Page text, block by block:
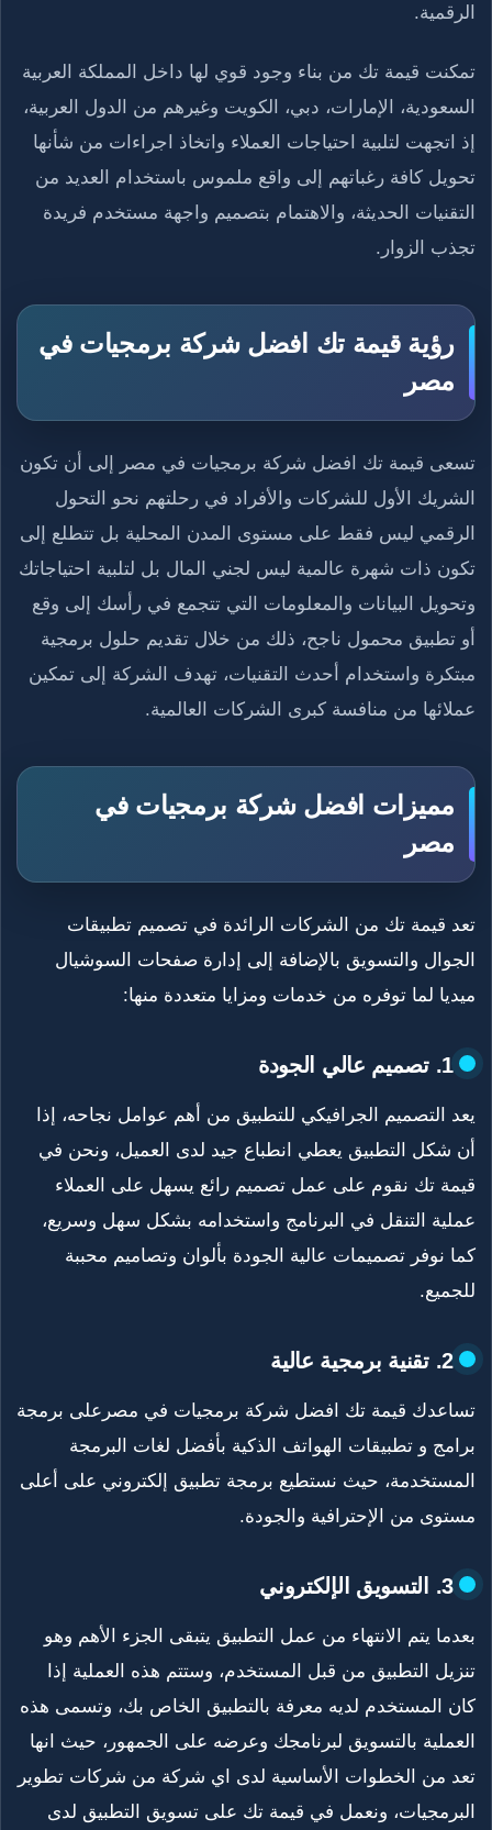
الرقمية.
تمكنت قيمة تك من بناء وجود قوي لها داخل المملكة العربية
السعودية، الإمارات، دبي، الكويت وغيرهم من الدول العربية،
إذ اتجهت لتلبية احتياجات العملاء واتخاذ اجراءات من شأنها
تحويل كافة رغباتهم إلى واقع ملموس باستخدام العديد من
التقنيات الحديثة، والاهتمام بتصميم واجهة مستخدم فريدة
تجذب الزوار.
رؤية قيمة تك افضل شركة برمجيات في
مصر
تسعى قيمة تك افضل شركة برمجيات في مصر إلى أن تكون
الشريك الأول للشركات والأفراد في رحلتهم نحو التحول
الرقمي ليس فقط على مستوى المدن المحلية بل تتطلع إلى
تكون ذات شهرة عالمية ليس لجني المال بل لتلبية احتياجاتك
وتحويل البيانات والمعلومات التي تتجمع في رأسك إلى وقع
أو تطبيق محمول ناجح، ذلك من خلال تقديم حلول برمجية
مبتكرة واستخدام أحدث التقنيات، تهدف الشركة إلى تمكين
عملائها من منافسة كبرى الشركات العالمية.
مميزات افضل شركة برمجيات في
مصر
تعد قيمة تك من الشركات الرائدة في تصميم تطبيقات
الجوال والتسويق بالإضافة إلى إدارة صفحات السوشيال
ميديا لما توفره من خدمات ومزايا متعددة منها:
1. تصميم عالي الجودة
يعد التصميم الجرافيكي للتطبيق من أهم عوامل نجاحه، إذا
أن شكل التطبيق يعطي انطباع جيد لدى العميل، ونحن في
قيمة تك نقوم على عمل تصميم رائع يسهل على العملاء
عملية التنقل في البرنامج واستخدامه بشكل سهل وسريع،
كما نوفر تصميمات عالية الجودة بألوان وتصاميم محببة
للجميع.
2. تقنية برمجية عالية
تساعدك قيمة تك افضل شركة برمجيات في مصرعلى برمجة
برامج و تطبيقات الهواتف الذكية بأفضل لغات البرمجة
المستخدمة، حيث نستطيع برمجة تطبيق إلكتروني على أعلى
مستوى من الإحترافية والجودة.
3. التسويق الإلكتروني
بعدما يتم الانتهاء من عمل التطبيق يتبقى الجزء الأهم وهو
تنزيل التطبيق من قبل المستخدم، وستتم هذه العملية إذا
كان المستخدم لديه معرفة بالتطبيق الخاص بك، وتسمى هذه
العملية بالتسويق لبرنامجك وعرضه على الجمهور، حيث انها
تعد من الخطوات الأساسية لدى اي شركة من شركات تطوير
البرمجيات، ونعمل في قيمة تك على تسويق التطبيق لدى